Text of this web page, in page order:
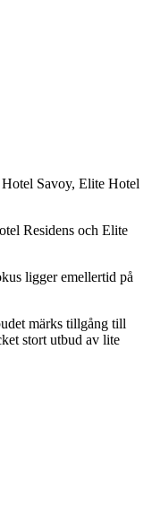
Savoy, Elite Hotel
Residens och Elite
ligger emellertid på
märks tillgång till
stort utbud av lite